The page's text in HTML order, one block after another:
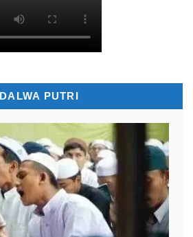
DALWA PUTRI